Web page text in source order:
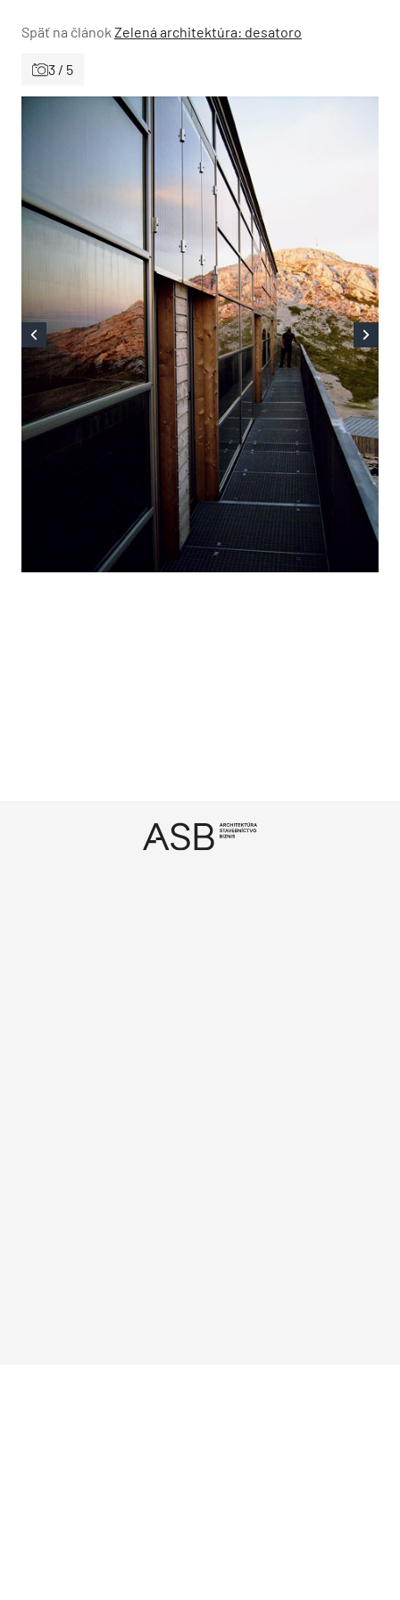
Späť na článok Zelená architektúra: desatoro
3 / 5